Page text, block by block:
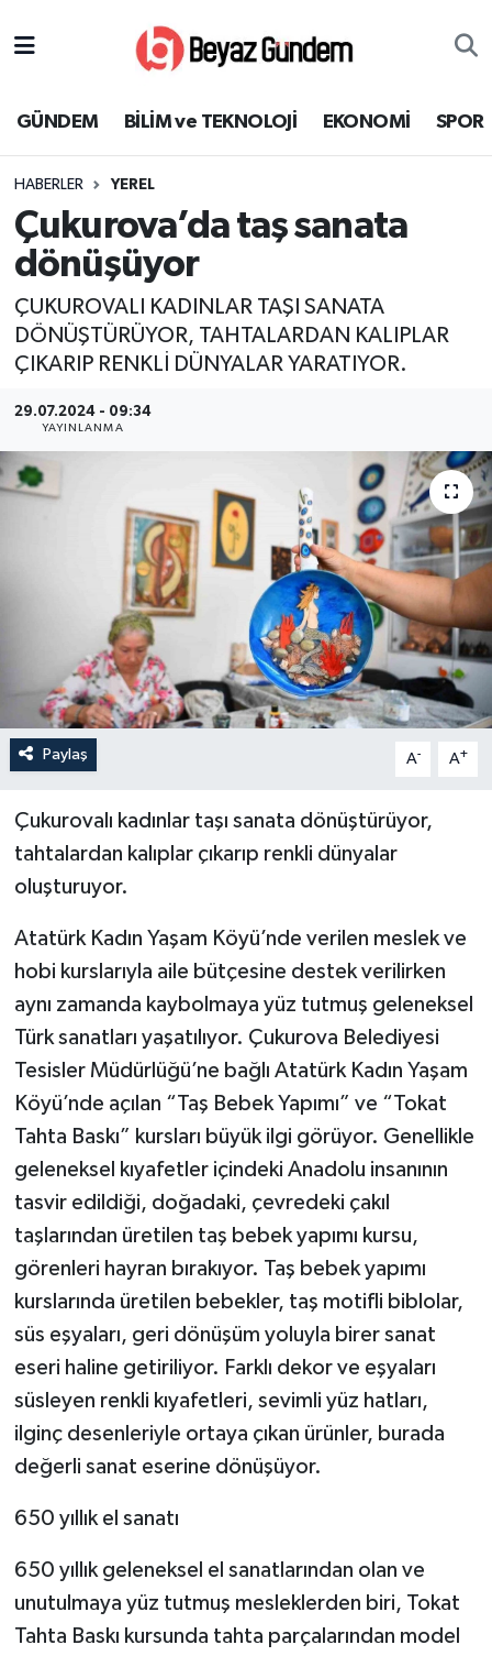
GÜNDEM BİLİM ve TEKNOLOJİ EKONOMİ SPOR
HABERLER YEREL
Çukurova’da taş sanata
dönüşüyor
ÇUKUROVALI KADINLAR TAŞI SANATA
DÖNÜŞTÜRÜYOR, TAHTALARDAN KALIPLAR
ÇIKARIP RENKLİ DÜNYALAR YARATIYOR.
29.07.2024 - 09:34
YAYINLANMA
Paylaş A- A+
Çukurovalı kadınlar taşı sanata dönüştürüyor,
tahtalardan kalıplar çıkarıp renkli dünyalar
oluşturuyor.
Atatürk Kadın Yaşam Köyü’nde verilen meslek ve
hobi kurslarıyla aile bütçesine destek verilirken
aynı zamanda kaybolmaya yüz tutmuş geleneksel
Türk sanatları yaşatılıyor. Çukurova Belediyesi
Tesisler Müdürlüğü’ne bağlı Atatürk Kadın Yaşam
Köyü’nde açılan “Taş Bebek Yapımı” ve “Tokat
Tahta Baskı” kursları büyük ilgi görüyor. Genellikle
geleneksel kıyafetler içindeki Anadolu insanının
tasvir edildiği, doğadaki, çevredeki çakıl
taşlarından üretilen taş bebek yapımı kursu,
görenleri hayran bırakıyor. Taş bebek yapımı
kurslarında üretilen bebekler, taş motifli biblolar,
süs eşyaları, geri dönüşüm yoluyla birer sanat
eseri haline getiriliyor. Farklı dekor ve eşyaları
süsleyen renkli kıyafetleri, sevimli yüz hatları,
ilginç desenleriyle ortaya çıkan ürünler, burada
değerli sanat eserine dönüşüyor.
650 yıllık el sanatı
650 yıllık geleneksel el sanatlarından olan ve
unutulmaya yüz tutmuş mesleklerden biri, Tokat
Tahta Baskı kursunda tahta parçalarından model
EKONOMİ
SPOR
SAĞLIK
EĞİTİM
KÜLTÜR SANAT
Süper Lig Puan Durumu ve Fikstür
Tüm Manşetler
Son Dakika Haberleri
Haber Arşivi